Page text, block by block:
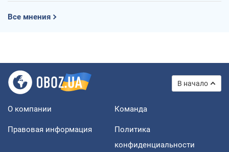
Все мнения
В начало
О компании Команда
Правовая информация
Политика
конфиденциальности